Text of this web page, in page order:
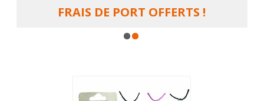
CHAÎNES DE CHEVILLE
LETTRES POUR BRACELETS
FRAIS DE PORT OFFERTS !